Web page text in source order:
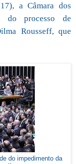
a Câmara dos
do processo de
Rousseff, que
do impedimento da